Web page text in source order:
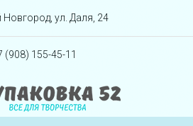
Перейти вниз
ул. Даля, 24
(908) 155-45-11